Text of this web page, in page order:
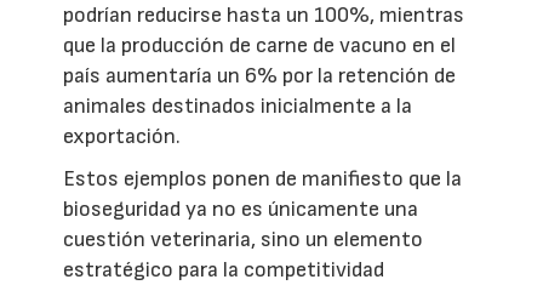
podrían reducirse hasta un 100%, mientras
que la producción de carne de vacuno en el
país aumentaría un 6% por la retención de
animales destinados inicialmente a la
exportación.
Estos ejemplos ponen de manifiesto que la
bioseguridad ya no es únicamente una
cuestión veterinaria, sino un elemento
estratégico para la competitividad